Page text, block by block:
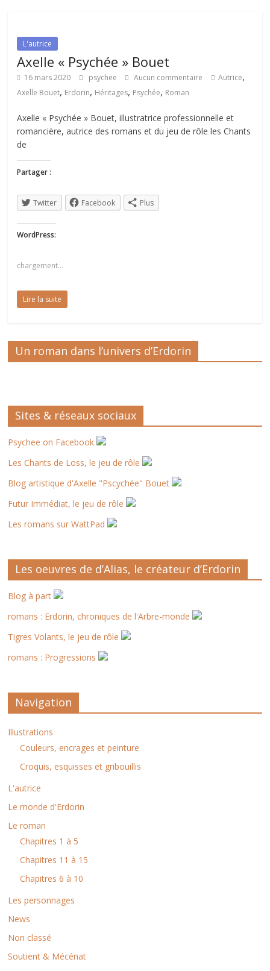
L'autrice
Axelle « Psychée » Bouet
16 mars 2020 psychee Aucun commentaire Autrice,
Axelle Bouet, Erdorin, Héritages, Psychée, Roman
Axelle « Psychée » Bouet, illustratrice professionnelle et
romancière, autrice des romans et du jeu de rôle les Chants
de
Partager :
Twitter Facebook Plus
WordPress:
chargement…
Lire la suite
Un roman dans l’univers d’Erdorin
Sites & réseaux sociaux
Psychee on Facebook
Les Chants de Loss, le jeu de rôle
Blog artistique d'Axelle "Pscychée" Bouet
Futur Immédiat, le jeu de rôle
Les romans sur WattPad
Les oeuvres de d’Alias, le créateur d’Erdorin
Blog à part
romans : Erdorin, chroniques de l'Arbre-monde
Tigres Volants, le jeu de rôle
romans : Progressions
Navigation
Illustrations
Couleurs, encrages et peinture
Croquis, esquisses et gribouillis
L'autrice
Le monde d'Erdorin
Le roman
Chapitres 1 à 5
Chapitres 11 à 15
Chapitres 6 à 10
Les personnages
News
Non classé
Soutient & Mécénat